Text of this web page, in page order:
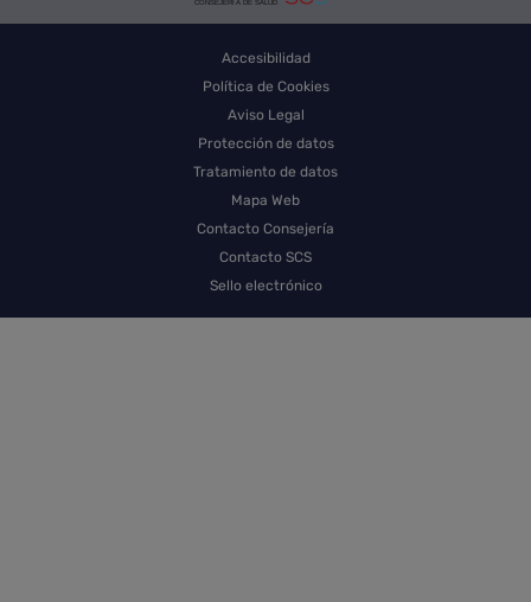
Accesibilidad
Política de Cookies
Aviso Legal
Protección de datos
Tratamiento de datos
Mapa Web
Contacto Consejería
Contacto SCS
Sello electrónico